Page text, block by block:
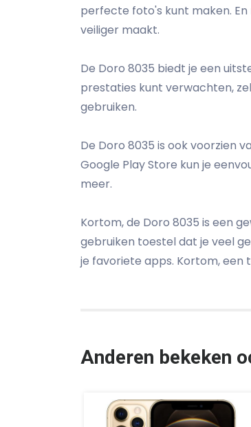
perfecte foto's kunt maken.
veiliger maakt.
De Doro 8035 biedt je een
prestaties kunt verwachten,
gebruiken.
De Doro 8035 is ook voorzien
Google Play Store kun je
meer.
Kortom, de Doro 8035 is een
gebruiken toestel dat je veel
je favoriete apps. Kortom, een
Anderen bekeken